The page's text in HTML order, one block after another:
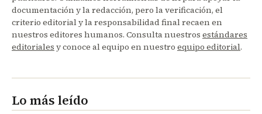
documentación y la redacción, pero la verificación, el
criterio editorial y la responsabilidad final recaen en
nuestros editores humanos. Consulta nuestros estándares
editoriales y conoce al equipo en nuestro equipo editorial.
Lo más leído